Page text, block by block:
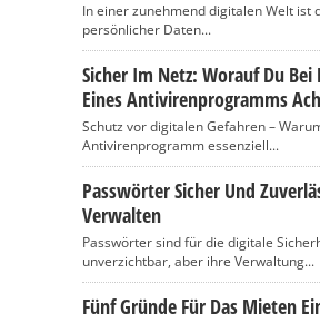
In einer zunehmend digitalen Welt ist
persönlicher Daten...
Sicher Im Netz: Worauf Du Bei
Eines Antivirenprogramms
Schutz vor digitalen Gefahren –
Antivirenprogramm essenziell...
Passwörter Sicher Und
Verwalten
Passwörter sind für die digitale
unverzichtbar, aber ihre Verwaltung...
Fünf Gründe Für Das Mieten